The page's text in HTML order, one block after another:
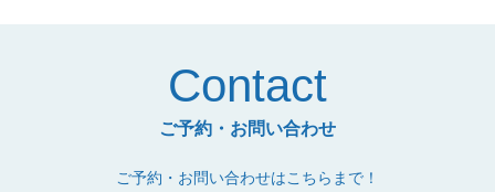
Contact
ご予約・お問い合わせ
ご予約・お問い合わせはこちらまで！